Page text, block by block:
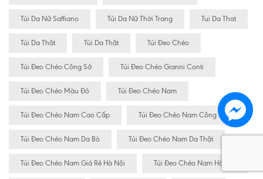
Túi Da Nữ Saffiano Túi Da Nữ Thời Trang Tui Da That
Túi Da Thât Túi Da Thật Túi Đeo Chéo
Túi Đeo Chéo Công Sở Túi Đeo Chéo Gianni Conti
Túi Đeo Chéo Màu Đỏ Túi Đeo Chéo Nam
Túi Đeo Chéo Nam Cao Cấp Túi Đeo Chéo Nam Công Sở
Túi Đeo Chéo Nam Da Bò Túi Đeo Chéo Nam Da Thật
Túi Đeo Chéo Nam Giá Rẻ Hà Nội Túi Đeo Chéo Nam Hà Nội